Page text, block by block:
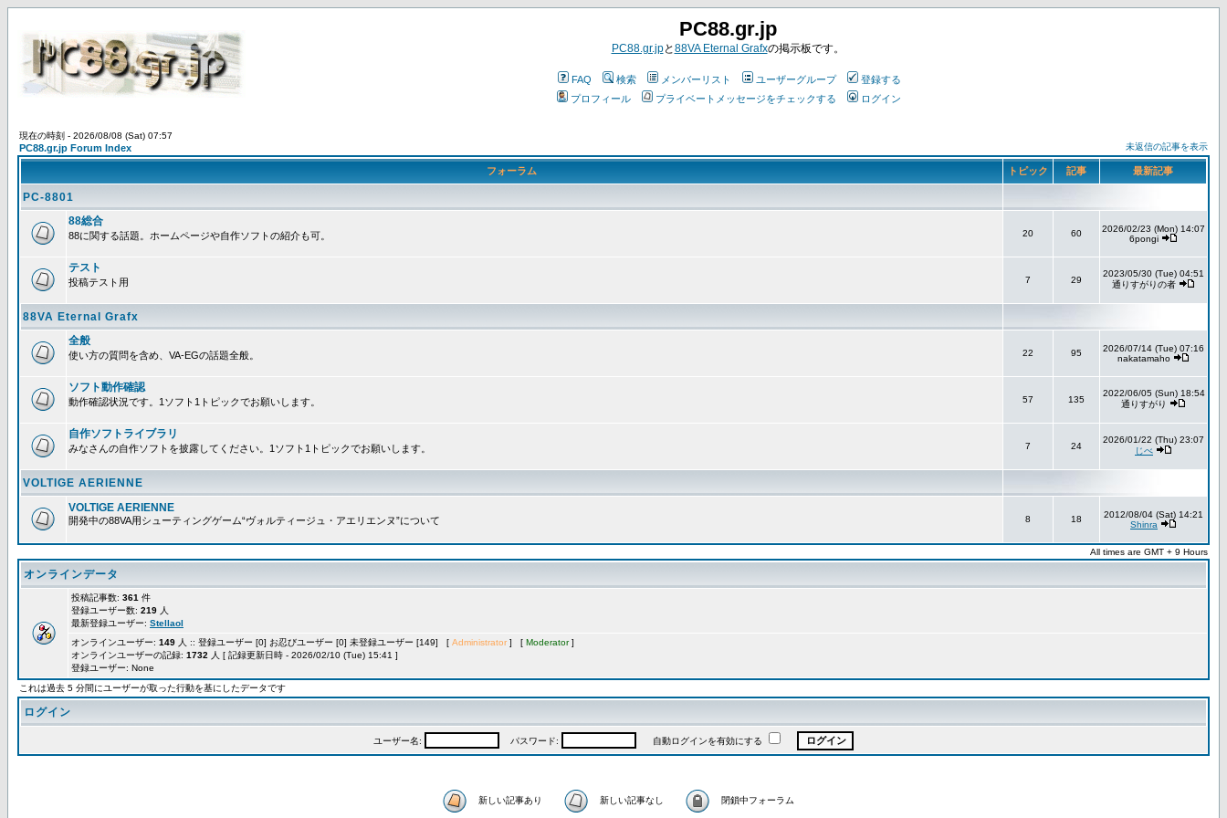
PC88.gr.jp
PC88.gr.jpと88VA Eternal Grafxの掲示板です。
FAQ 検索 メンバーリスト ユーザーグループ
登録する
プロフィール
プライベートメッセージをチェックする ログイン
現在の時刻 - 2026/08/08 (Sat) 07:57
PC88.gr.jp Forum Index 未返信の記事を表示
フォーラム トピック 記事 最新記事
PC-8801
88総合
88に関する話題。ホームページや自作ソフトの紹介も可。 20 60
2026/02/23 (Mon) 14:07
6pongi
テスト
投稿テスト用 7 29
2023/05/30 (Tue) 04:51
通りすがりの者
88VA Eternal Grafx
全般
使い方の質問を含め、VA-EGの話題全般。 22 95
2026/07/14 (Tue) 07:16
nakatamaho
ソフト動作確認
動作確認状況です。1ソフト1トピックでお願いします。 57 135
2022/06/05 (Sun) 18:54
通りすがり
自作ソフトライブラリ
みなさんの自作ソフトを披露してください。1ソフト1トピックでお願いします。 7 24
2026/01/22 (Thu) 23:07
じべ
VOLTIGE AERIENNE
VOLTIGE AERIENNE
開発中の88VA用シューティングゲーム“ヴォルティージュ・アエリエンヌ”について 8 18
2012/08/04 (Sat) 14:21
Shinra
All times are GMT + 9 Hours
オンラインデータ
投稿記事数: 361 件
登録ユーザー数: 219 人
最新登録ユーザー: Stellaol
オンラインユーザー: 149 人 :: 登録ユーザー [0] お忍びユーザー [0] 未登録ユーザー [149] [ Administrator ] [ Moderator]
オンラインユーザーの記録: 1732 人 [ 記録更新日時 - 2026/02/10 (Tue) 15:41 ]
登録ユーザー: None
これは過去 5 分間にユーザーが取った行動を基にしたデータです
ログイン
ユーザー名: パスワード: 自動ログインを有効にする
新しい記事あり 新しい記事なし 閉鎖中フォーラム